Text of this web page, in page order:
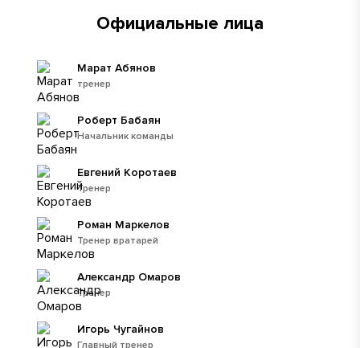
Официальные лица
тренер
Марат Абянов
Начальник команды
Роберт Бабаян
Тренер
Евгений Коротаев
Тренер вратарей
Роман Маркелов
Тренер
Александр Омаров
Главный тренер
Игорь Чугайнов